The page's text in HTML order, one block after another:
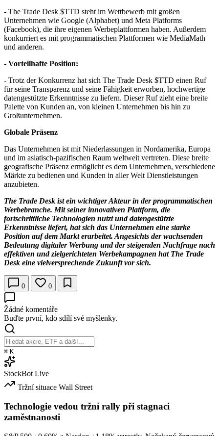
- The Trade Desk $TTD steht im Wettbewerb mit großen
Unternehmen wie Google (Alphabet) und Meta Platforms
(Facebook), die ihre eigenen Werbeplattformen haben. Außerdem
konkurriert es mit programmatischen Plattformen wie MediaMath
und anderen.
- Vorteilhafte Position:
- Trotz der Konkurrenz hat sich The Trade Desk $TTD einen Ruf
für seine Transparenz und seine Fähigkeit erworben, hochwertige
datengestützte Erkenntnisse zu liefern. Dieser Ruf zieht eine breite
Palette von Kunden an, von kleinen Unternehmen bis hin zu
Großunternehmen.
Globale Präsenz
Das Unternehmen ist mit Niederlassungen in Nordamerika, Europa
und im asiatisch-pazifischen Raum weltweit vertreten. Diese breite
geografische Präsenz ermöglicht es dem Unternehmen, verschiedene
Märkte zu bedienen und Kunden in aller Welt Dienstleistungen
anzubieten.
The Trade Desk ist ein wichtiger Akteur in der programmatischen
Werbebranche. Mit seiner innovativen Plattform, die
fortschrittliche Technologien nutzt und datengestützte
Erkenntnisse liefert, hat sich das Unternehmen eine starke
Position auf dem Markt erarbeitet. Angesichts der wachsenden
Bedeutung digitaler Werbung und der steigenden Nachfrage nach
effektiven und zielgerichteten Werbekampagnen hat The Trade
Desk eine vielversprechende Zukunft vor sich.
0 0
Žádné komentáře
Buďte první, kdo sdílí své myšlenky.
⌘ K
StockBot Live
Tržní situace Wall Street
Technologie vedou tržní rally při stagnaci
zaměstnanosti